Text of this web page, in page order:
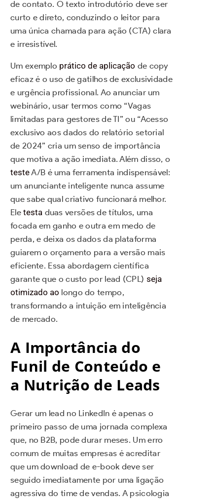
de contato. O texto introdutório deve ser
curto e direto, conduzindo o leitor para
uma única chamada para ação (CTA) clara
e irresistível.
Um exemplo prático de aplicação de copy
eficaz é o uso de gatilhos de exclusividade
e urgência profissional. Ao anunciar um
webinário, usar termos como “Vagas
limitadas para gestores de TI” ou “Acesso
exclusivo aos dados do relatório setorial
de 2024” cria um senso de importância
que motiva a ação imediata. Além disso, o
testeA/B é uma ferramenta indispensável:
um anunciante inteligente nunca assume
que sabe qual criativo funcionará melhor.
Eletesta duas versões de títulos, uma
focada em ganho e outra em medo de
perda, e deixa os dados da plataforma
guiarem o orçamento para a versão mais
eficiente. Essa abordagem científica
garante que o custo por lead (CPL) seja
otimizado ao longo do tempo,
transformando a intuição em inteligência
de mercado.
A Importância do
Funil de Conteúdo e
a Nutrição de Leads
Gerar um lead no LinkedIn é apenas o
primeiro passo de uma jornada complexa
que, no B2B, pode durar meses. Um erro
comum de muitas empresas é acreditar
que um download de e-book deve ser
seguido imediatamente por uma ligação
agressiva do time de vendas. A psicologia